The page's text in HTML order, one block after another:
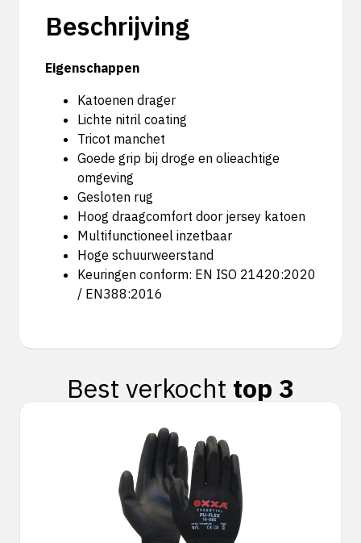
Beschrijving
Eigenschappen
Katoenen drager
Lichte nitril coating
Tricot manchet
Goede grip bij droge en olieachtige
omgeving
Gesloten rug
Hoog draagcomfort door jersey katoen
Multifunctioneel inzetbaar
Hoge schuurweerstand
Keuringen conform: EN ISO 21420:2020
/ EN388:2016
Best verkocht top 3